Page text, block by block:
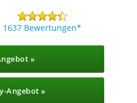
1637 Bewertungen
»
Angebot »